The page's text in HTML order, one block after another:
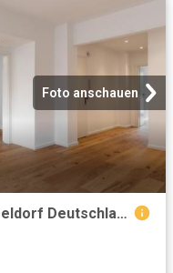
Foto anschauen
3 Schlafzimmer Wohnung Düsseldorf Deutschland 103771302